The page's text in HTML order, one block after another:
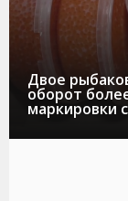
Двое
оборот
маркировки